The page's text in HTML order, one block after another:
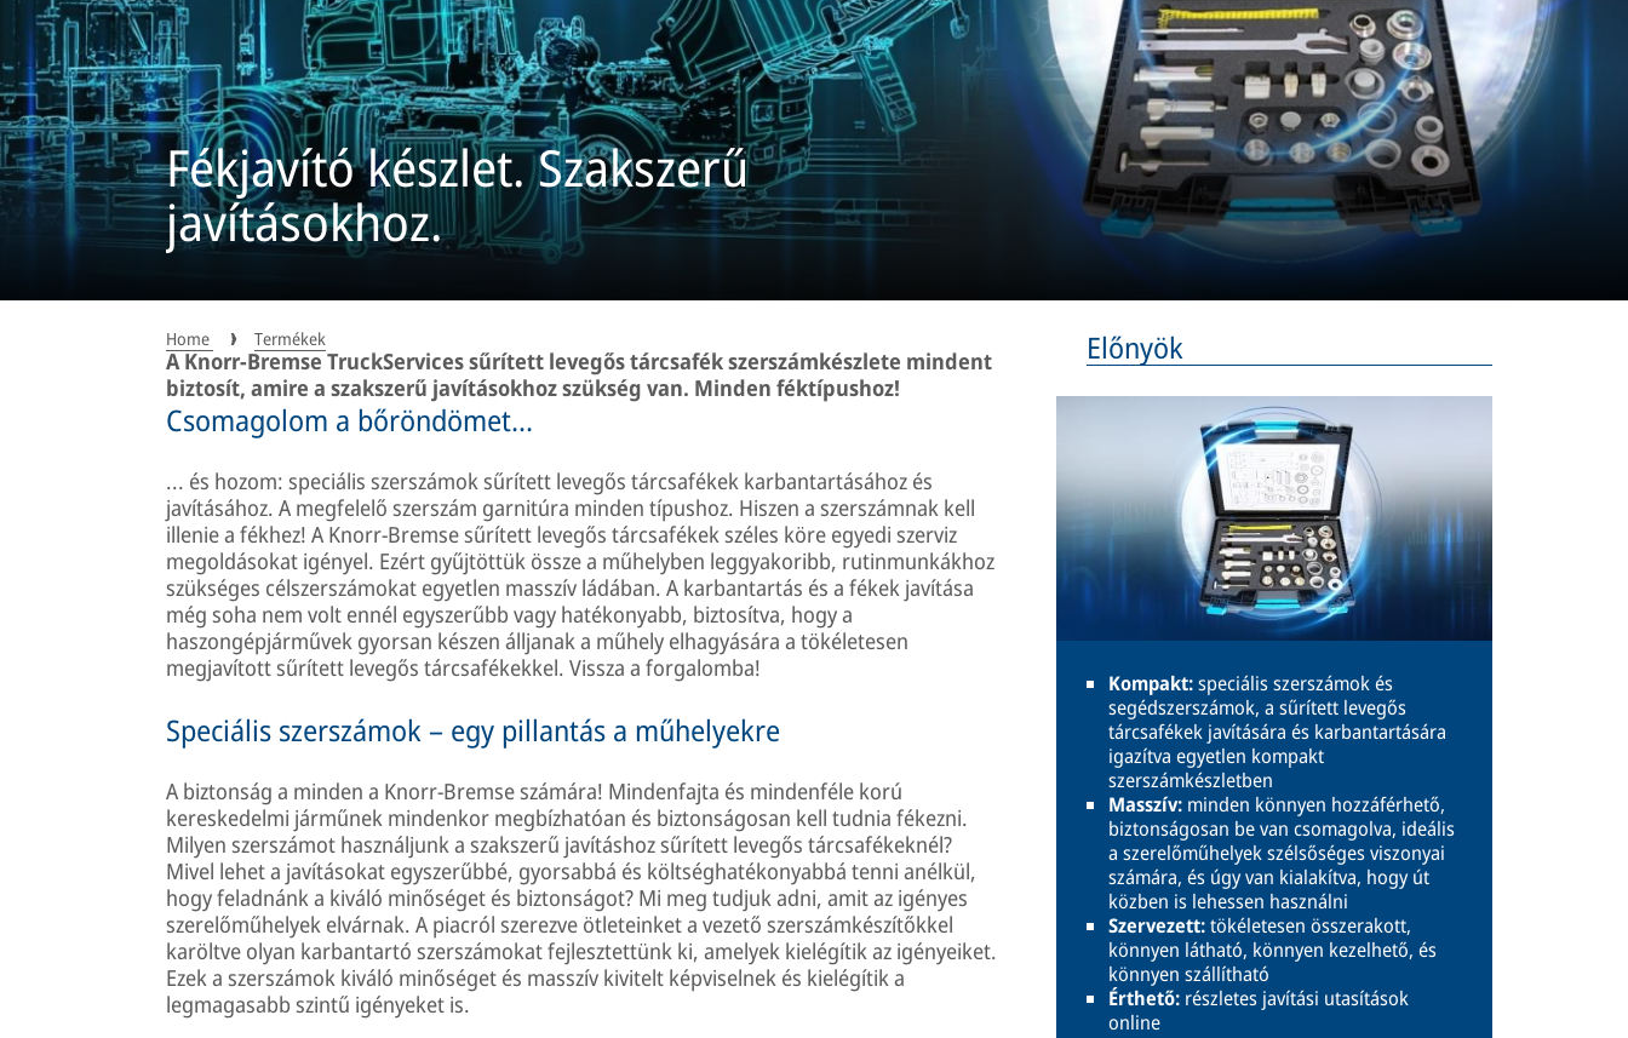
Fékjavító készlet. Szakszerű
javításokhoz.
Home Termékek
A Knorr-Bremse TruckServices sűrített levegős tárcsafék szerszámkészlete mindent
biztosít, amire a szakszerű javításokhoz szükség van. Minden féktípushoz!
Csomagolom a bőröndömet...
... és hozom: speciális szerszámok sűrített levegős tárcsafékek karbantartásához és
javításához. A megfelelő szerszám garnitúra minden típushoz. Hiszen a szerszámnak kell
illenie a fékhez! A Knorr-Bremse sűrített levegős tárcsafékek széles köre egyedi szerviz
megoldásokat igényel. Ezért gyűjtöttük össze a műhelyben leggyakoribb, rutinmunkákhoz
szükséges célszerszámokat egyetlen masszív ládában. A karbantartás és a fékek javítása
még soha nem volt ennél egyszerűbb vagy hatékonyabb, biztosítva, hogy a
haszongépjárművek gyorsan készen álljanak a műhely elhagyására a tökéletesen
megjavított sűrített levegős tárcsafékekkel. Vissza a forgalomba!
Speciális szerszámok – egy pillantás a műhelyekre
A biztonság a minden a Knorr-Bremse számára! Mindenfajta és mindenféle korú
kereskedelmi járműnek mindenkor megbízhatóan és biztonságosan kell tudnia fékezni.
Milyen szerszámot használjunk a szakszerű javításhoz sűrített levegős tárcsafékeknél?
Mivel lehet a javításokat egyszerűbbé, gyorsabbá és költséghatékonyabbá tenni anélkül,
hogy feladnánk a kiváló minőséget és biztonságot? Mi meg tudjuk adni, amit az igényes
szerelőműhelyek elvárnak. A piacról szerezve ötleteinket a vezető szerszámkészítőkkel
karöltve olyan karbantartó szerszámokat fejlesztettünk ki, amelyek kielégítik az igényeiket.
Ezek a szerszámok kiváló minőséget és masszív kivitelt képviselnek és kielégítik a
legmagasabb szintű igényeket is.
Előnyök
Kompakt:speciális szerszámok és
segédszerszámok, a sűrített levegős
tárcsafékek javítására és karbantartására
igazítva egyetlen kompakt
szerszámkészletben
Masszív: minden könnyen hozzáférhető,
biztonságosan be van csomagolva, ideális
a szerelőműhelyek szélsőséges viszonyai
számára, és úgy van kialakítva, hogy út
közben is lehessen használni
Szervezett:tökéletesen összerakott,
könnyen látható, könnyen kezelhető, és
könnyen szállítható
Érthető: részletes javítási utasítások
online